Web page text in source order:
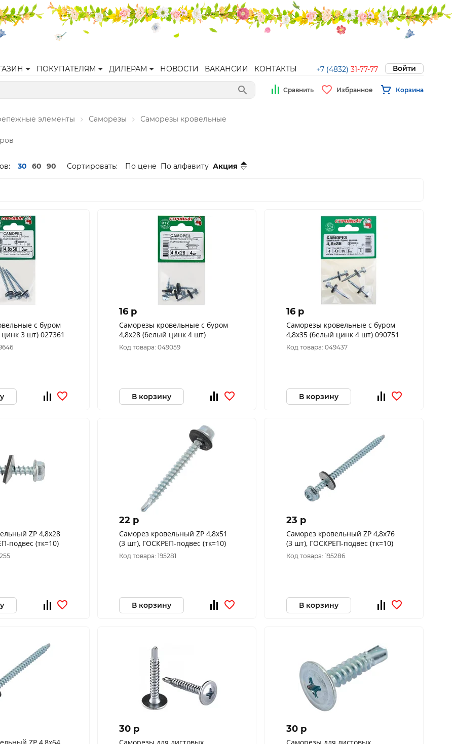
ПОКУПАТЕЛЯМ ДИЛЕРАМ НОВОСТИ ВАКАНСИИ КОНТАКТЫ +7 (4832) 31-77-77 Войти
Сравнить Избранное Корзина
элементы Саморезы Саморезы кровельные
30 60 90 Сортировать: По цене По алфавиту Акция
с буром
3 шт) 027361
16 p
Саморезы кровельные с буром
4,8x28 (белый цинк 4 шт)
Код товара: 049059
В корзину
16 p
Саморезы кровельные с буром
4,8x35 (белый цинк 4 шт) 090751
Код товара: 049437
В корзину
ZP 4,8х28
подвес (тк=10)
22 p
Саморез кровельный ZP 4,8х51
(3 шт), ГОСКРЕП-подвес (тк=10)
Код товара: 195281
В корзину
23 p
Саморез кровельный ZP 4,8х76
(3 шт), ГОСКРЕП-подвес (тк=10)
Код товара: 195286
В корзину
30 p 30 p